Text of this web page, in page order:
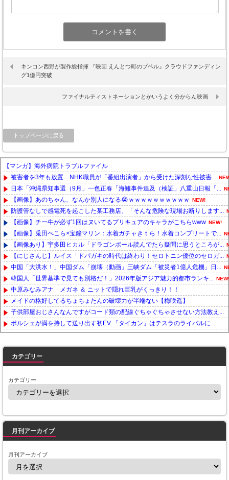
キンコン西野が製作総指揮 『映画 えんとつ町のプペル』クラウドファンディン
グ1億円突破
ファイナルティストネーションとかいうよく分からん映画
トップページに戻る
【マンガ】海外病院トラブルファイル
被害者を3年も放置…NHK職員が「番組出演者」から受けた深刻な性被害...
日本「沖縄県知事選（9月」一色正春「海難事件追及（検証」八重山日報「...
【画像】あのちゃん、なんか別人になる😭ｗｗｗｗｗｗｗｗｗｗ NEW!
防護管なしで感電死を起こした某工務店、「そんな危険な現場お断りします...
【画像】チー牛が必ず1回はヌいてるプリキュアのキャラがこちらwww NEW!
【画像】兎田ぺこら×宝鐘マリン：水着ガチャきｔら！水着コンプリートで...
【画像あり】宇多田ヒカル「ドラゴンボール読んでたら疑問に思うところが...
【にじさんじ】ルイス「ドパガキの時代は終わり！セロトニン優位のセロガ...
中国「大洪水！」中国ダム「崩壊（動画」三峡ダム「被災者1億人危機」日...
韓国人「世界基準で見ても別格だ！」2026年版アジア魅力的都市ランキ... NEW!
中原みなみアナ メガネ ＆ ニットで隠れ巨乳がくっきり！！
メイドの格好してるちょちょたんの破壊力が半端ない【梅咲遥】
子供部屋おじさんなんですがコード類の配線ぐちゃぐちゃさせない方法教え...
ポルシェが満を持して送り出す初EV 「タイカン」はテスラのライバルに...
カテゴリー
カテゴリー
月刊アーカイブ
月刊アーカイブ